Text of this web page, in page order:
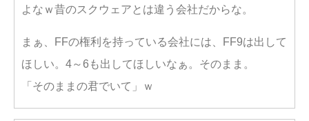
よなｗ昔のスクウェアとは違う会社だからな。
まぁ、FFの権利を持っている会社には、FF9は出して
ほしい。4～6も出してほしいなぁ。そのまま。
「そのままの君でいて」ｗ